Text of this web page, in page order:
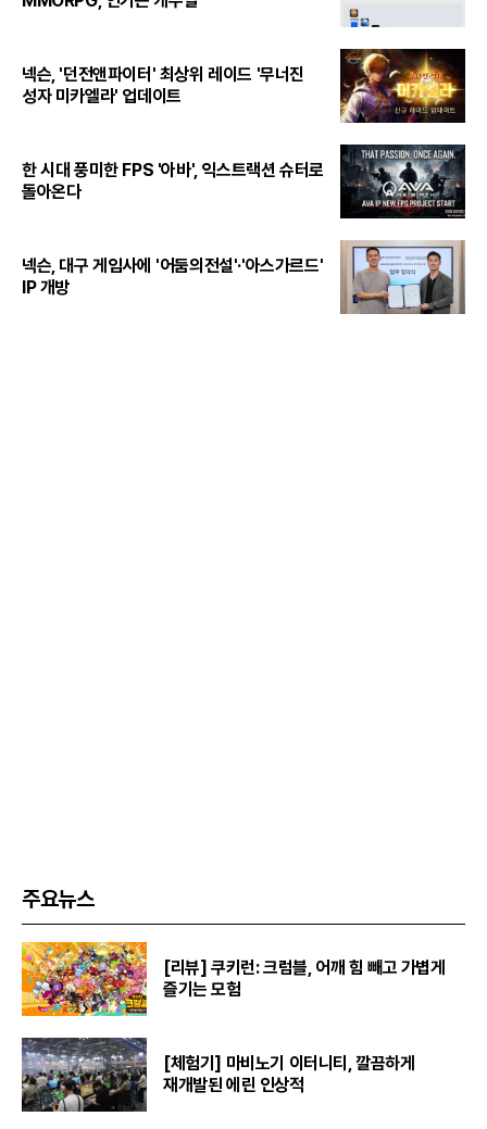
넥슨, '던전앤파이터' 최상위 레이드 '무너진
성자 미카엘라' 업데이트
한 시대 풍미한 FPS '아바', 익스트랙션 슈터로
돌아온다
넥슨, 대구 게임사에 '어둠의전설'·'아스가르드'
IP 개방
주요뉴스
[리뷰] 쿠키런: 크럼블, 어깨 힘 빼고 가볍게
즐기는 모험
[체험기] 마비노기 이터니티, 깔끔하게
재개발된 에린 인상적